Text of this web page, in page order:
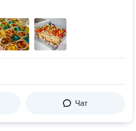
Чат